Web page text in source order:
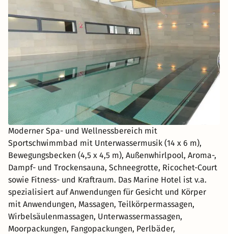
Moderner Spa- und Wellnessbereich mit
Sportschwimmbad mit Unterwassermusik (14 x 6 m),
Bewegungsbecken (4,5 x 4,5 m), Außenwhirlpool, Aroma-,
Dampf- und Trockensauna, Schneegrotte, Ricochet-Court
sowie Fitness- und Kraftraum. Das Marine Hotel ist v.a.
spezialisiert auf Anwendungen für Gesicht und Körper
mit Anwendungen, Massagen, Teilkörpermassagen,
Wirbelsäulenmassagen, Unterwassermassagen,
Moorpackungen, Fangopackungen, Perlbäder,